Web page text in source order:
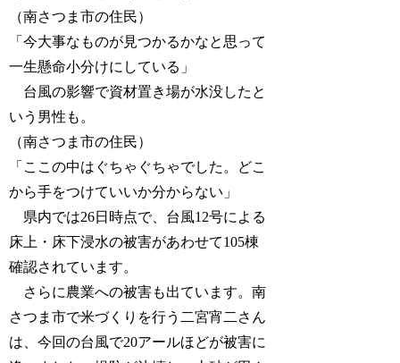
（南さつま市の住民）
「今大事なものが見つかるかなと思って
一生懸命小分けにしている」
台風の影響で資材置き場が水没したと
いう男性も。
（南さつま市の住民）
「ここの中はぐちゃぐちゃでした。どこ
から手をつけていいか分からない」
県内では26日時点で、台風12号による
床上・床下浸水の被害があわせて105棟
確認されています。
さらに農業への被害も出ています。南
さつま市で米づくりを行う二宮宵二さん
は、今回の台風で20アールほどが被害に